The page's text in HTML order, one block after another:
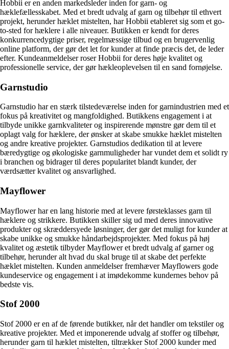
Hobbii er en anden markedsleder inden for garn- og
hæklefællesskabet. Med et bredt udvalg af garn og tilbehør til ethvert
projekt, herunder hæklet mistelten, har Hobbii etableret sig som et go-
to-sted for hæklere i alle niveauer. Butikken er kendt for deres
konkurrencedygtige priser, regelmæssige tilbud og en brugervenlig
online platform, der gør det let for kunder at finde præcis det, de leder
efter. Kundeanmeldelser roser Hobbii for deres høje kvalitet og
professionelle service, der gør hækleoplevelsen til en sand fornøjelse.
Garnstudio
Garnstudio har en stærk tilstedeværelse inden for garnindustrien med et
fokus på kreativitet og mangfoldighed. Butikkens engagement i at
tilbyde unikke garnkvaliteter og inspirerende mønstre gør dem til et
oplagt valg for hæklere, der ønsker at skabe smukke hæklet mistelten
og andre kreative projekter. Garnstudios dedikation til at levere
bæredygtige og økologiske garnmuligheder har vundet dem et solidt ry
i branchen og bidrager til deres popularitet blandt kunder, der
værdsætter kvalitet og ansvarlighed.
Mayflower
Mayflower har en lang historie med at levere førsteklasses garn til
hæklere og strikkere. Butikken skiller sig ud med deres innovative
produkter og skræddersyede løsninger, der gør det muligt for kunder at
skabe unikke og smukke håndarbejdsprojekter. Med fokus på høj
kvalitet og æstetik tilbyder Mayflower et bredt udvalg af garner og
tilbehør, herunder alt hvad du skal bruge til at skabe det perfekte
hæklet mistelten. Kunden anmeldelser fremhæver Mayflowers gode
kundeservice og engagement i at imødekomme kundernes behov på
bedste vis.
Stof 2000
Stof 2000 er en af de førende butikker, når det handler om tekstiler og
kreative projekter. Med et imponerende udvalg af stoffer og tilbehør,
herunder garn til hæklet mistelten, tiltrækker Stof 2000 kunder med